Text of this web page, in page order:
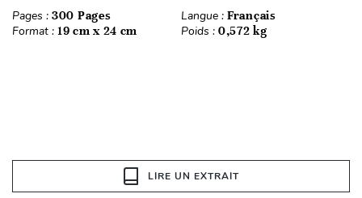
Pages : 300 Pages Langue : Français
Format : 19 cm x 24 cm Poids : 0,572 kg
LIRE UN EXTRAIT